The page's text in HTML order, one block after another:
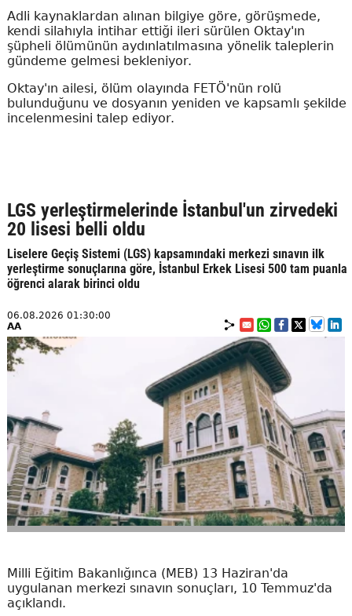
Adli kaynaklardan alınan bilgiye göre, görüşmede,
kendi silahıyla intihar ettiği ileri sürülen Oktay'ın
şüpheli ölümünün aydınlatılmasına yönelik taleplerin
gündeme gelmesi bekleniyor.
Oktay'ın ailesi, ölüm olayında FETÖ'nün rolü
bulunduğunu ve dosyanın yeniden ve kapsamlı şekilde
incelenmesini talep ediyor.
LGS yerleştirmelerinde İstanbul'un zirvedeki
20 lisesi belli oldu
Liselere Geçiş Sistemi (LGS) kapsamındaki merkezi sınavın ilk
yerleştirme sonuçlarına göre, İstanbul Erkek Lisesi 500 tam puanla
öğrenci alarak birinci oldu
06.08.2026 01:30:00
AA
Milli Eğitim Bakanlığınca (MEB) 13 Haziran'da
uygulanan merkezi sınavın sonuçları, 10 Temmuz'da
açıklandı.